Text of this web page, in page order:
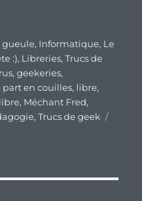
gueule, Informatique, Le
:), Libreries,Trucs de
,geekeries,
en couilles, libre,
, Méchant Fred,
,Trucs de geek